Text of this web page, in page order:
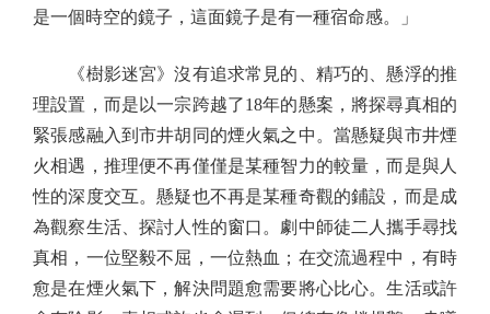
是一個時空的鏡子，這面鏡子是有一種宿命感。」
《樹影迷宮》沒有追求常見的、精巧的、懸浮的推
理設置，而是以一宗跨越了18年的懸案，將探尋真相的
緊張感融入到市井胡同的煙火氣之中。當懸疑與市井煙
火相遇，推理便不再僅僅是某種智力的較量，而是與人
性的深度交互。懸疑也不再是某種奇觀的鋪設，而是成
為觀察生活、探討人性的窗口。劇中師徒二人攜手尋找
真相，一位堅毅不屈，一位熱血；在交流過程中，有時
愈是在煙火氣下，解決問題愈需要將心比心。生活或許